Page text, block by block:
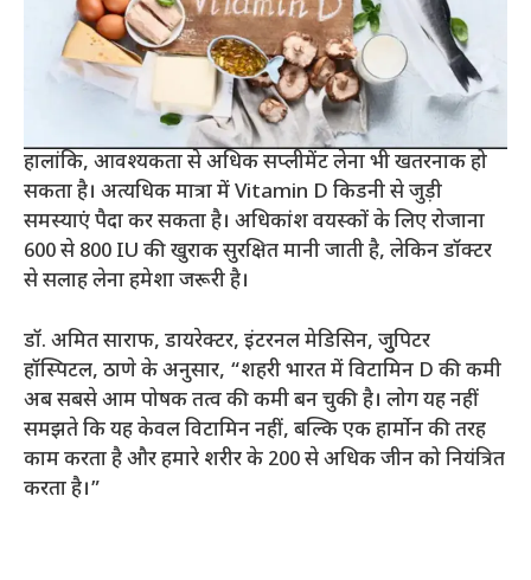
हालांकि, आवश्यकता से अधिक सप्लीमेंट लेना भी खतरनाक हो
सकता है। अत्यधिक मात्रा में Vitamin D किडनी से जुड़ी
समस्याएं पैदा कर सकता है। अधिकांश वयस्कों के लिए रोजाना
600 से 800 IU की खुराक सुरक्षित मानी जाती है, लेकिन डॉक्टर
से सलाह लेना हमेशा जरूरी है।
डॉ. अमित साराफ, डायरेक्टर, इंटरनल मेडिसिन, जुुपिटर
हॉस्पिटल, ठाणे के अनुसार, “शहरी भारत में विटामिन D की कमी
अब सबसे आम पोषक तत्व की कमी बन चुकी है। लोग यह नहीं
समझते कि यह केवल विटामिन नहीं, बल्कि एक हार्मोन की तरह
काम करता है और हमारे शरीर के 200 से अधिक जीन को नियंत्रित
करता है।”